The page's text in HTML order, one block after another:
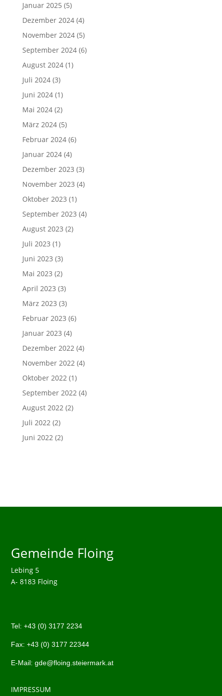
Januar 2025 (5)
Dezember 2024(4)
November 2024(5)
September 2024(6)
August 2024(1)
Juli 2024(3)
Juni 2024(1)
Mai 2024(2)
März 2024(5)
Februar 2024(6)
Januar 2024(4)
Dezember 2023 (3)
November 2023 (4)
Oktober 2023 (1)
September 2023 (4)
August 2023 (2)
Juli 2023 (1)
Juni 2023 (3)
Mai 2023 (2)
April 2023 (3)
März 2023 (3)
Februar 2023 (6)
Januar 2023 (4)
Dezember 2022(4)
November 2022(4)
Oktober 2022(1)
September 2022(4)
August 2022(2)
Juli 2022(2)
Juni 2022(2)
Gemeinde Floing
Lebing 5
A- 8183 Floing
Tel:+43 (0)3177 2234
Fax: +43 (0)3177 22344
E-Mail:gde@floing.steiermark.at
IMPRESSUM